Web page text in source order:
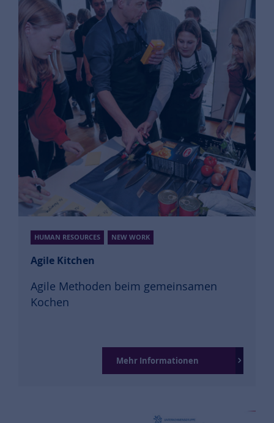
HUMAN RESOURCES NEW WORK
Agile Kitchen
Agile Methoden beim gemeinsamen
Kochen
Mehr Informationen